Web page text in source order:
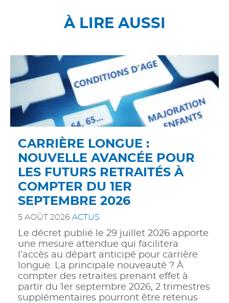
À LIRE AUSSI
CARRIÈRE LONGUE :
NOUVELLE AVANCÉE POUR
LES FUTURS RETRAITÉS À
COMPTER DU 1ER
SEPTEMBRE 2026
5 AOÛT 2026 ACTUS
Le décret publié le 29 juillet 2026 apporte
une mesure attendue qui facilitera
l’accès au départ anticipé pour carrière
longue. La principale nouveauté ? À
compter des retraites prenant effet à
partir du 1er septembre 2026, 2 trimestres
supplémentaires pourront être retenus